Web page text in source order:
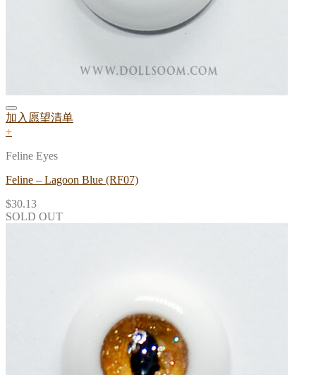
加入愿望清单
+
Feline Eyes
Feline – Lagoon Blue (RF07)
$30.13
SOLD OUT